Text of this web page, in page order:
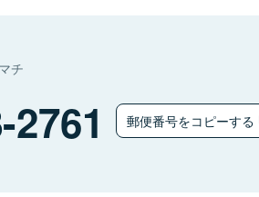
チ
2761 郵便番号をコピーする